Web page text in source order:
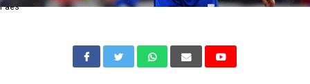
Faes